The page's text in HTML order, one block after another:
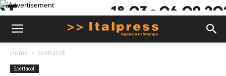
Home Spettacoli
Spettacoli